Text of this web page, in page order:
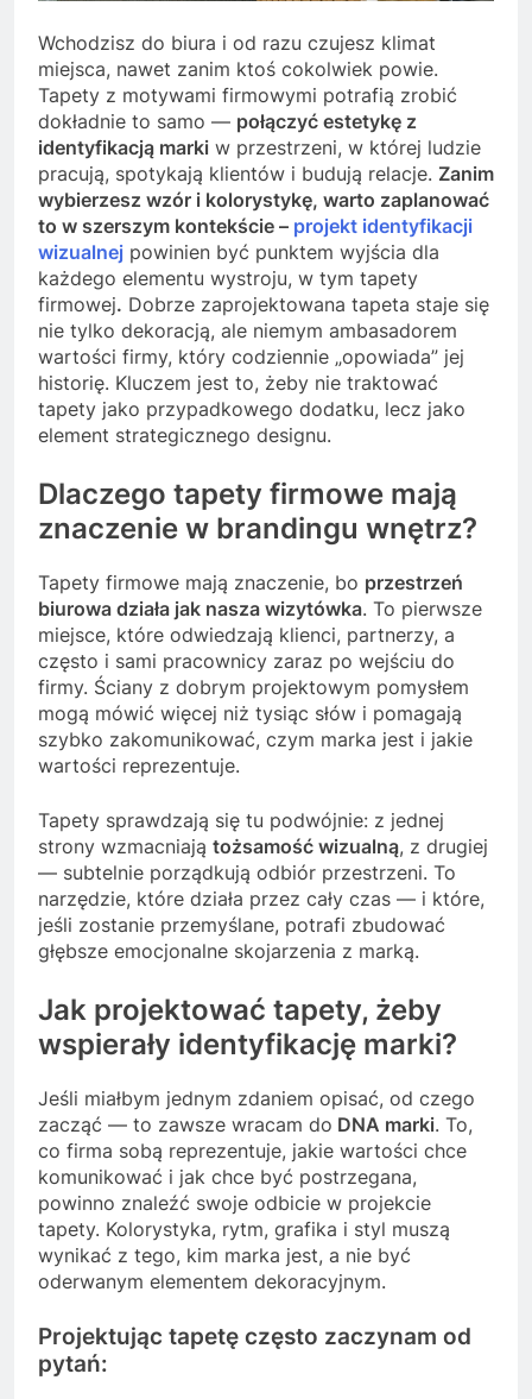
Wchodzisz do biura i od razu czujesz klimat
miejsca, nawet zanim ktoś cokolwiek powie.
Tapety z motywami firmowymi potrafią zrobić
dokładnie to samo — połączyć estetykę z
identyfikacją marki w przestrzeni, w której ludzie
pracują, spotykają klientów i budują relacje. Zanim
wybierzesz wzór i kolorystykę, warto zaplanować
to w szerszym kontekście – projekt identyfikacji
wizualnej powinien być punktem wyjścia dla
każdego elementu wystroju, w tym tapety
firmowej. Dobrze zaprojektowana tapeta staje się
nie tylko dekoracją, ale niemym ambasadorem
wartości firmy, który codziennie „opowiada” jej
historię. Kluczem jest to, żeby nie traktować
tapety jako przypadkowego dodatku, lecz jako
element strategicznego designu.
Dlaczego tapety firmowe mają
znaczenie w brandingu wnętrz?
Tapety firmowe mają znaczenie, bo przestrzeń
biurowa działa jak nasza wizytówka. To pierwsze
miejsce, które odwiedzają klienci, partnerzy, a
często i sami pracownicy zaraz po wejściu do
firmy. Ściany z dobrym projektowym pomysłem
mogą mówić więcej niż tysiąc słów i pomagają
szybko zakomunikować, czym marka jest i jakie
wartości reprezentuje.
Tapety sprawdzają się tu podwójnie: z jednej
strony wzmacniają tożsamość wizualną, z drugiej
— subtelnie porządkują odbiór przestrzeni. To
narzędzie, które działa przez cały czas — i które,
jeśli zostanie przemyślane, potrafi zbudować
głębsze emocjonalne skojarzenia z marką.
Jak projektować tapety, żeby
wspierały identyfikację marki?
Jeśli miałbym jednym zdaniem opisać, od czego
zacząć — to zawsze wracam do DNA marki. To,
co firma sobą reprezentuje, jakie wartości chce
komunikować i jak chce być postrzegana,
powinno znaleźć swoje odbicie w projekcie
tapety. Kolorystyka, rytm, grafika i styl muszą
wynikać z tego, kim marka jest, a nie być
oderwanym elementem dekoracyjnym.
Projektując tapetę często zaczynam od
pytań: